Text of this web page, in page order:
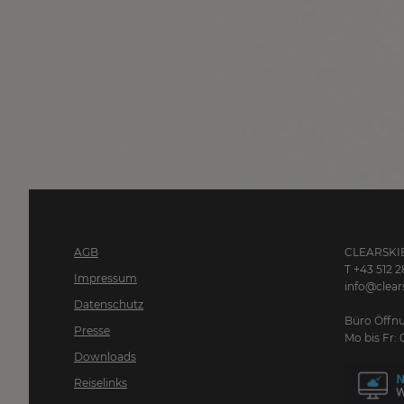
AGB
Impressum
Datenschutz
Presse
Downloads
Reiselinks
T +43 512
Büro
Mo bis Fr: